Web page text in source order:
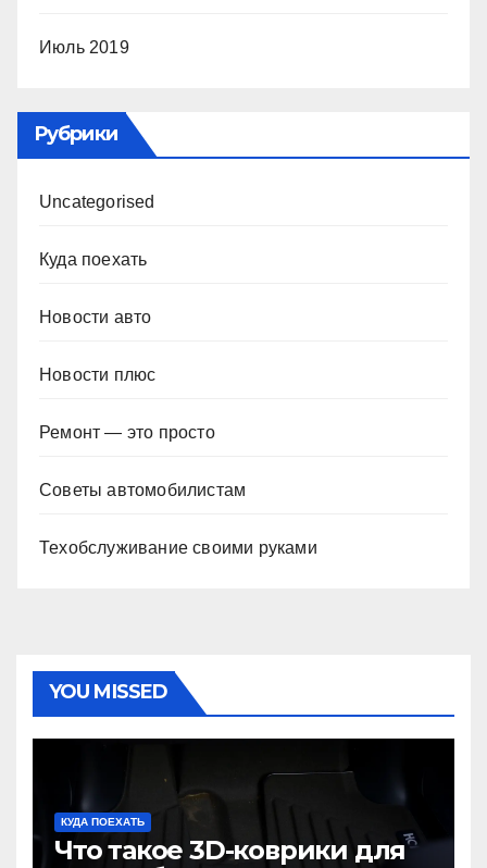
Июль 2019
Рубрики
Uncategorised
Куда поехать
Новости авто
Новости плюс
Ремонт — это просто
Советы автомобилистам
Техобслуживание своими руками
YOU MISSED
КУДА ПОЕХАТЬ
Что такое 3D-коврики для